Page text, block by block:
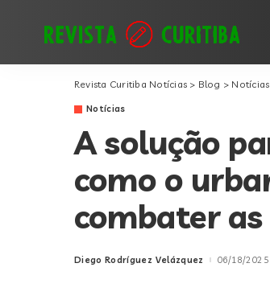
Revista Curitiba Notícias > Blog > Notícias
Notícias
A solução
como o
combater
Posted
Diego Rodríguez Velázquez 06/18/2025